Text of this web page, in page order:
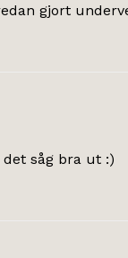
gjort
såg bra ut :)